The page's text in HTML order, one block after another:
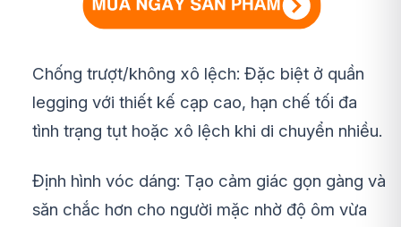
Chống trượt/không xô lệch: Đặc biệt ở quần
legging với thiết kế cạp cao, hạn chế tối đa
tình trạng tụt hoặc xô lệch khi di chuyển nhiều.
Định hình vóc dáng: Tạo cảm giác gọn gàng và
săn chắc hơn cho người mặc nhờ độ ôm vừa